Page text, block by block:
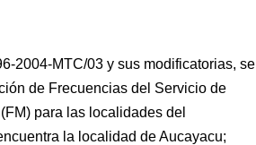
2004-MTC/03 y sus modificatorias, se
de Frecuencias del Servicio de
para las localidades del
la localidad de Aucayacu;